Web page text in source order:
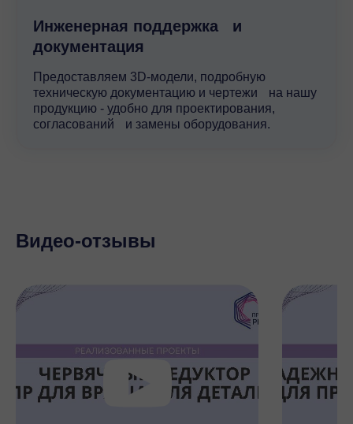
Инженерная поддержка и
документация
Предоставляем 3D-модели, подробную
техническую документацию и чертежи на нашу
продукцию - удобно для проектирования,
согласований и замены оборудования.
Видео-отзывы